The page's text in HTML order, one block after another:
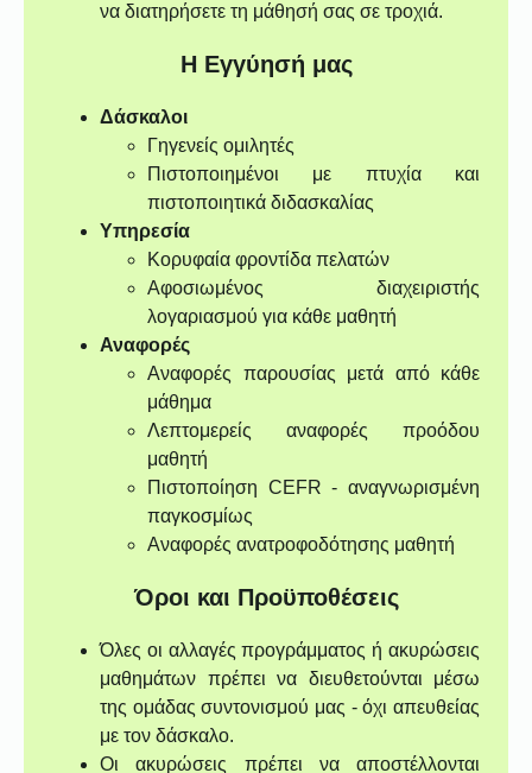
να διατηρήσετε τη μάθησή σας σε τροχιά.
Η Εγγύησή μας
Δάσκαλοι
Γηγενείς ομιλητές
Πιστοποιημένοι με πτυχία και
πιστοποιητικά διδασκαλίας
Υπηρεσία
Κορυφαία φροντίδα πελατών
Αφοσιωμένος διαχειριστής
λογαριασμού για κάθε μαθητή
Αναφορές
Αναφορές παρουσίας μετά από κάθε
μάθημα
Λεπτομερείς αναφορές προόδου
μαθητή
Πιστοποίηση CEFR - αναγνωρισμένη
παγκοσμίως
Αναφορές ανατροφοδότησης μαθητή
Όροι και Προϋποθέσεις
Όλες οι αλλαγές προγράμματος ή ακυρώσεις
μαθημάτων πρέπει να διευθετούνται μέσω
της ομάδας συντονισμού μας - όχι απευθείας
με τον δάσκαλο.
Οι ακυρώσεις πρέπει να αποστέλλονται